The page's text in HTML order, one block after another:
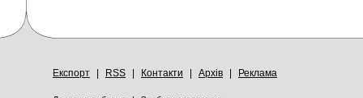
Експорт RSS Контакти Архів Реклама